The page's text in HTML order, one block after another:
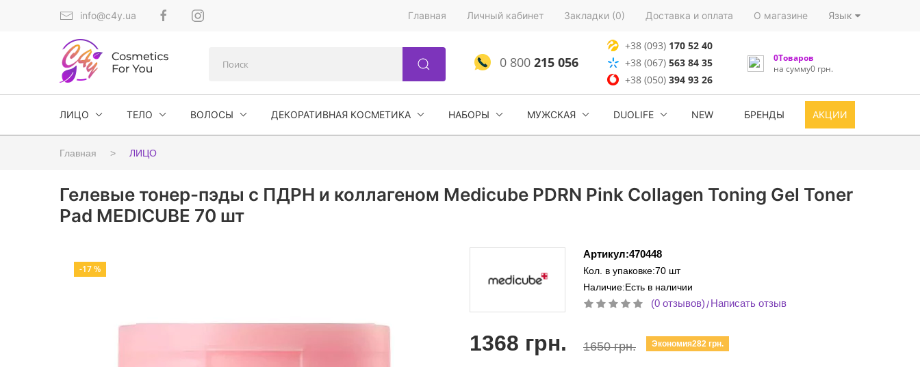
info@c4y.ua Главная Личный кабинет Закладки (0) Доставка и оплата О магазине Язык
0 800215 056
+38 (093) 170 52 40
+38 (067) 563 84 35
+38 (050)394 93 26
0Товаров
на сумму0 грн.
ЛИЦО ТЕЛО ВОЛОСЫ ДЕКОРАТИВНАЯ КОСМЕТИКА НАБОРЫ МУЖСКАЯ DUOLIFE NEW БРЕНДЫ АКЦИИ
Главная ЛИЦО
Гелевые тонер-пэды с ПДРН и коллагеном Medicube PDRN Pink Collagen Toning Gel Toner
Pad MEDICUBE 70 шт
-17 %
Артикул:470448
Кол. в упаковке:70 шт
Наличие:Есть в наличии
(0 отзывов)/Написать отзыв
1368 грн. 1650 грн. Экономия282 грн.